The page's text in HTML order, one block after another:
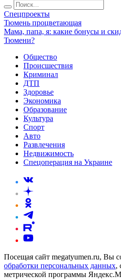
Спецпроекты
Тюмень процветающая
Мама, папа, я: какие бонусы и
Тюмени?
Общество
Происшествия
Криминал
ДТП
Здоровье
Экономика
Образование
Культура
Спорт
Авто
Развлечения
Недвижимость
Спецоперация на Украине
Посещая сайт megatyumen.ru, Вы
обработки персональных данных,
метрической программы